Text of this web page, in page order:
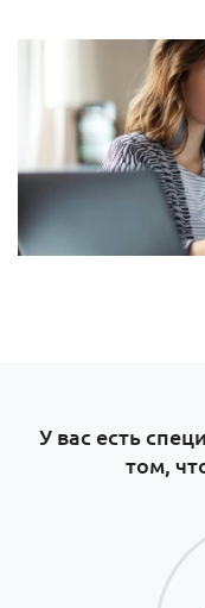
У вас есть
том,